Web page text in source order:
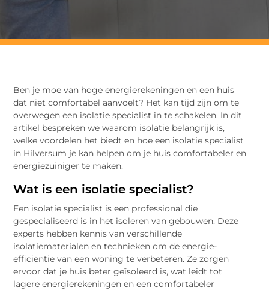
Ben je moe van hoge energierekeningen en een huis
dat niet comfortabel aanvoelt? Het kan tijd zijn om te
overwegen een isolatie specialist in te schakelen. In dit
artikel bespreken we waarom isolatie belangrijk is,
welke voordelen het biedt en hoe een isolatie specialist
in Hilversum je kan helpen om je huis comfortabeler en
energiezuiniger te maken.
Wat is een isolatie specialist?
Een isolatie specialist is een professional die
gespecialiseerd is in het isoleren van gebouwen. Deze
experts hebben kennis van verschillende
isolatiematerialen en technieken om de energie-
efficiëntie van een woning te verbeteren. Ze zorgen
ervoor dat je huis beter geïsoleerd is, wat leidt tot
lagere energierekeningen en een comfortabeler